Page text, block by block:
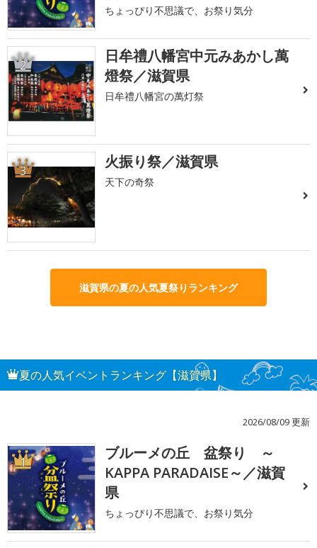
ちょっぴり不思議で、お祭り気分
2
日牟禮八幡宮中元みあかし萬
燈祭／滋賀県
日牟禮八幡宮の萬灯祭
3 火振り祭／滋賀県
天下の奇祭
滋賀県の夏の人気夏祭りランキング
夏の人気イベントランキング【滋賀県】
2026/08/09 更新
1
ブルーメの丘 盆祭り ～
KAPPA PARADAISE～／滋賀
県
ちょっぴり不思議で、お祭り気分